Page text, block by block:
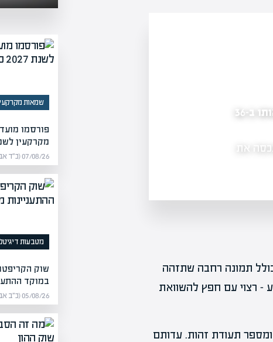
הכניס רכב למוסך, ניסה לצאת בלי לשלם — ובית המשפט חייב אותו ב-36
את
פוצצו המגעים בפרשת סלייס: המנהל המורשה מגיש תביעה נגד
כמעט שנתיים וחצי לאחר שהתפוצצה פרשת סלייס, מסע
החוסכים הולך ומסתבך. המגעים שנוהלו בין המנהל
תמונה רחבה שתזהה
– רצוי עם חפץ להשוואת
תעודת זהות. עדותם
שמאות
פורסמו
מקרקעין לשנת
07/08/26 (כ״ד אב תשפ״ו) | מערכת אפיק
מטבעות
במוקד
05/08/26 (כ״ב אב תשפ״ו) | מערכת אפיק